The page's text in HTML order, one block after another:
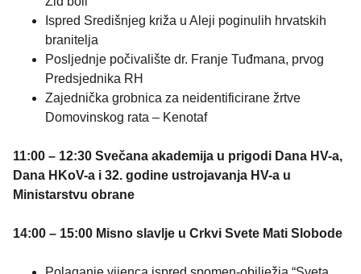
Ispred Središnjeg križa u Aleji poginulih hrvatskih
branitelja
Posljednje počivalište dr. Franje Tuđmana, prvog
Predsjednika RH
Zajednička grobnica za neidentificirane žrtve
Domovinskog rata – Kenotaf
11:00 – 12:30 Svečana akademija u prigodi Dana HV-a,
Dana HKoV-a i 32. godine ustrojavanja HV-a u
Ministarstvu obrane
14:00 – 15:00 Misno slavlje u Crkvi Svete Mati Slobode